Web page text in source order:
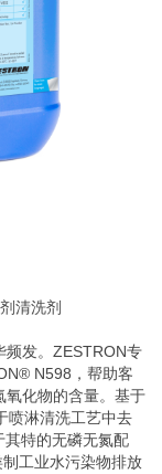
清洗剂
频发。ZESTRON专
N598，帮助客
氧化物的含量。基于
喷淋清洗工艺中去
其特的无磷无氮配
工业水污染物排放